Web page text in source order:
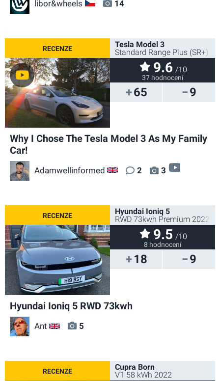
libor&wheels CZ 14
65 9
Tesla Model 3
Standard Range Plus (SR+)
9.6 /10
37 hodnocení
Why I Chose The Tesla Model 3 As My Family
Car!
Adamwellinformed GB 2 3
18 9
Hyundai Ioniq 5
RWD 73kwh Premium 2022
9.5 /10
8 hodnocení
Hyundai Ioniq 5 RWD 73kwh
Ant GB 5
Cupra Born
V1 58 kWh 2022